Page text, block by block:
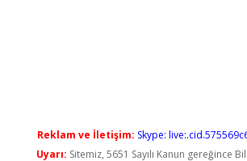
Reklam ve İletişim: Skype:
Uyarı: Sitemiz, 5651 Sayılı Kanun gereğince